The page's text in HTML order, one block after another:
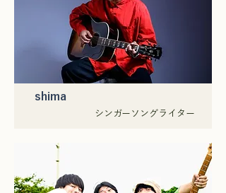
shima
シンガーソングライター